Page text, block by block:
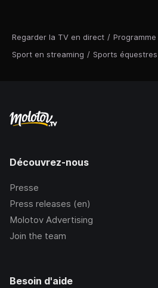
Regarder la TV en direct /
Sport en streaming / Sports équestres
Découvrez-nous
Presse
Press releases (en)
Molotov Advertising
Join the team
Besoin d'aide